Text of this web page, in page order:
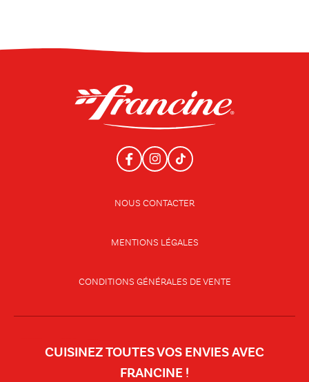
NOUS CONTACTER
MENTIONS LÉGALES
CONDITIONS GÉNÉRALES DE VENTE
CUISINEZ TOUTES VOS ENVIES AVEC
FRANCINE !